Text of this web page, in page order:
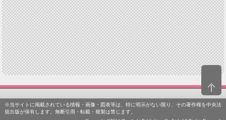
※当サイトに掲載されている情報・画像・図表等は、特に明示がない限り、その著作権を中央法
規出版が保有します。無断引用・転載・複製は禁じます。